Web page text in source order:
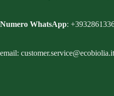
Numero WhatsApp:
email: customer.service@ecobiolia.it